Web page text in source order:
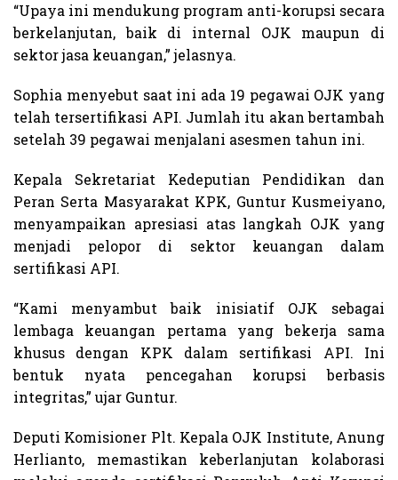
“Upaya ini mendukung program anti-korupsi secara
berkelanjutan, baik di internal OJK maupun di
sektor jasa keuangan,” jelasnya.
Sophia menyebut saat ini ada 19 pegawai OJK yang
telah tersertifikasi API. Jumlah itu akan bertambah
setelah 39 pegawai menjalani asesmen tahun ini.
Kepala Sekretariat Kedeputian Pendidikan dan
Peran Serta Masyarakat KPK, Guntur Kusmeiyano,
menyampaikan apresiasi atas langkah OJK yang
menjadi pelopor di sektor keuangan dalam
sertifikasi API.
“Kami menyambut baik inisiatif OJK sebagai
lembaga keuangan pertama yang bekerja sama
khusus dengan KPK dalam sertifikasi API. Ini
bentuk nyata pencegahan korupsi berbasis
integritas,” ujar Guntur.
Deputi Komisioner Plt. Kepala OJK Institute, Anung
Herlianto, memastikan keberlanjutan kolaborasi